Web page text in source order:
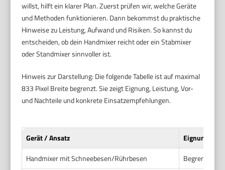
willst, hilft ein klarer Plan. Zuerst prüfen wir, welche Geräte
und Methoden funktionieren. Dann bekommst du praktische
Hinweise zu Leistung, Aufwand und Risiken. So kannst du
entscheiden, ob dein Handmixer reicht oder ein Stabmixer
oder Standmixer sinnvoller ist.
Hinweis zur Darstellung: Die folgende Tabelle ist auf maximal
833 Pixel Breite begrenzt. Sie zeigt Eignung, Leistung, Vor-
und Nachteile und konkrete Einsatzempfehlungen.
Gerät / Ansatz
Eignung für
Handmixer mit Schneebesen/Rührbesen
Begrenzt.